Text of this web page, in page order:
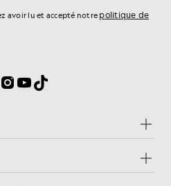
avoir lu et accepté notre politique de
Instagram
YouTube
TikTok